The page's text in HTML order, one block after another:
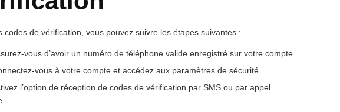
codes de vérification, vous pouvez suivre les étapes suivantes :
vous d’avoir un numéro de téléphone valide enregistré sur votre compte.
vous à votre compte et accédez aux paramètres de sécurité.
l’option de réception de codes de vérification par SMS ou par appel